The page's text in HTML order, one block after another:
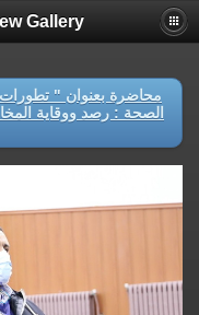
Gallery
محاضرة بعنوان "
الصحة : رصد ووقاية